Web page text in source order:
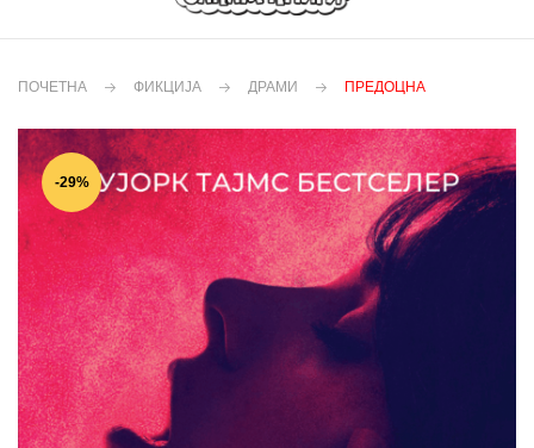
ПОЧЕТНА ФИКЦИЈА ДРАМИ ПРЕДОЦНА
-29%